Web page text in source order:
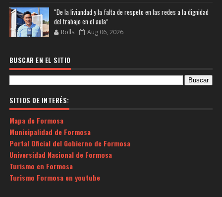
“De la liviandad y la falta de respeto en las redes a la dignidad
del trabajo en el aula”
Rolls Aug 06, 2026
BUSCAR EN EL SITIO
SITIOS DE INTERÉS:
Mapa de Formosa
Municipalidad de Formosa
Portal Oficial del Gobierno de Formosa
Universidad Nacional de Formosa
Turismo en Formosa
Turismo Formosa en youtube